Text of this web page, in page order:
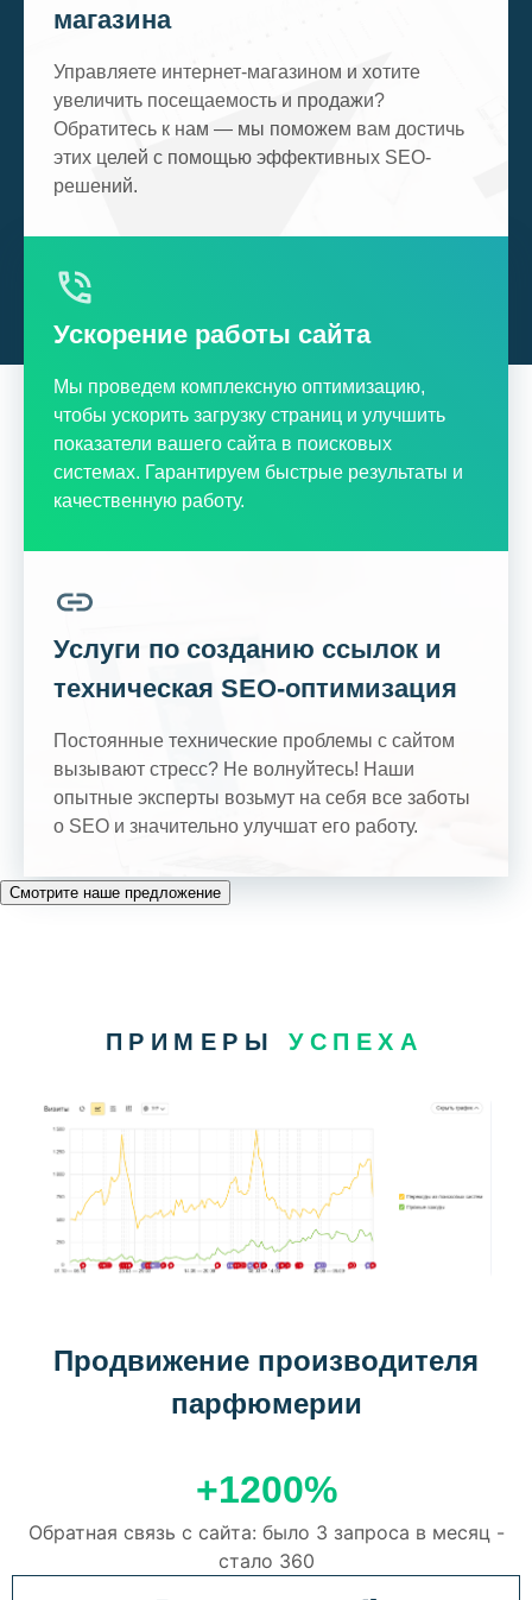
магазина
Управляете интернет-магазином и хотите
увеличить посещаемость и продажи?
Обратитесь к нам — мы поможем вам достичь
этих целей с помощью эффективных SEO-
решений.
Услуги по созданию ссылок и
техническая SEO-оптимизация
Постоянные технические проблемы с сайтом
вызывают стресс? Не волнуйтесь! Наши
опытные эксперты возьмут на себя все заботы
о SEO и значительно улучшат его работу.
Ускорение работы сайта
Мы проведем комплексную оптимизацию,
чтобы ускорить загрузку страниц и улучшить
показатели вашего сайта в поисковых
системах. Гарантируем быстрые результаты и
качественную работу.
Смотрите наше предложение
ПРИМЕРЫУСПЕХА
Продвижение производителя
парфюмерии
+1200%
Обратная связь с сайта: было 3 запроса в месяц -
стало 360